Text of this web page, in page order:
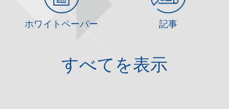
ホワイトペーパー 記事
すべてを表示